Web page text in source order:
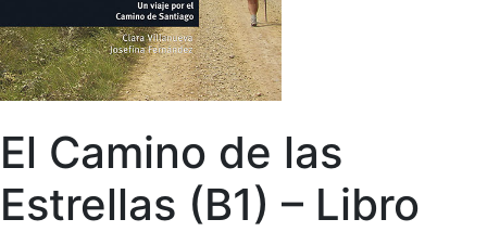
El Camino de las
Estrellas (B1) – Libro